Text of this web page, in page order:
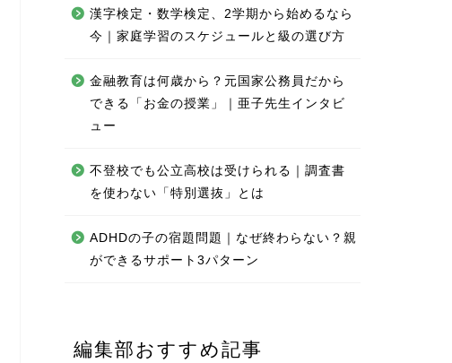
漢字検定・数学検定、2学期から始めるなら
今｜家庭学習のスケジュールと級の選び方
金融教育は何歳から？元国家公務員だから
できる「お金の授業」｜亜子先生インタビ
ュー
不登校でも公立高校は受けられる｜調査書
を使わない「特別選抜」とは
ADHDの子の宿題問題｜なぜ終わらない？親
ができるサポート3パターン
編集部おすすめ記事